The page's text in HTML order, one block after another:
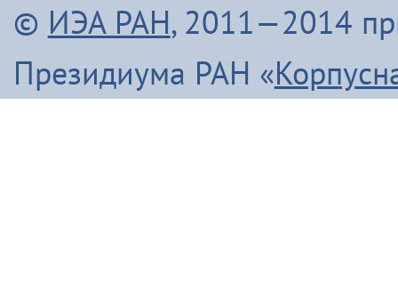
© ИЭА РАН, 2011—2014
Президиума РАН «